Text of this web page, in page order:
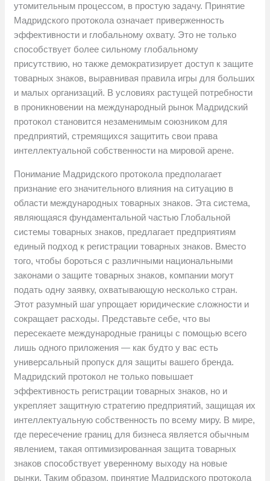
утомительным процессом, в простую задачу. Принятие
Мадридского протокола означает приверженность
эффективности и глобальному охвату. Это не только
способствует более сильному глобальному
присутствию, но также демократизирует доступ к защите
товарных знаков, выравнивая правила игры для больших
и малых организаций. В условиях растущей потребности
в проникновении на международный рынок Мадридский
протокол становится незаменимым союзником для
предприятий, стремящихся защитить свои права
интеллектуальной собственности на мировой арене.
Понимание Мадридского протокола предполагает
признание его значительного влияния на ситуацию в
области международных товарных знаков. Эта система,
являющаяся фундаментальной частью Глобальной
системы товарных знаков, предлагает предприятиям
единый подход к регистрации товарных знаков. Вместо
того, чтобы бороться с различными национальными
законами о защите товарных знаков, компании могут
подать одну заявку, охватывающую несколько стран.
Этот разумный шаг упрощает юридические сложности и
сокращает расходы. Представьте себе, что вы
пересекаете международные границы с помощью всего
лишь одного приложения — как будто у вас есть
универсальный пропуск для защиты вашего бренда.
Мадридский протокол не только повышает
эффективность регистрации товарных знаков, но и
укрепляет защитную стратегию предприятий, защищая их
интеллектуальную собственность по всему миру. В мире,
где пересечение границ для бизнеса является обычным
явлением, такая оптимизированная защита товарных
знаков способствует уверенному выходу на новые
рынки. Таким образом, принятие Мадридского протокола